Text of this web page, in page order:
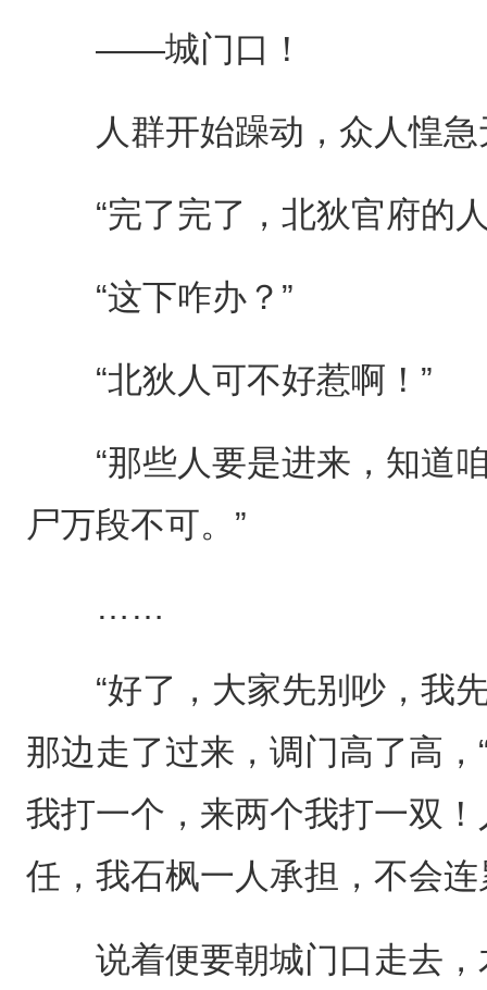
——城门口！
人群开始躁动，众人惶急
“完了完了，北狄官府的人
“这下咋办？”
“北狄人可不好惹啊！”
“那些人要是进来，知道咱
尸万段不可。”
……
“好了，大家先别吵，我先
那边走了过来，调门高了高
我打一个，来两个我打一双
任，我石枫一人承担，不会连
说着便要朝城门口走去，